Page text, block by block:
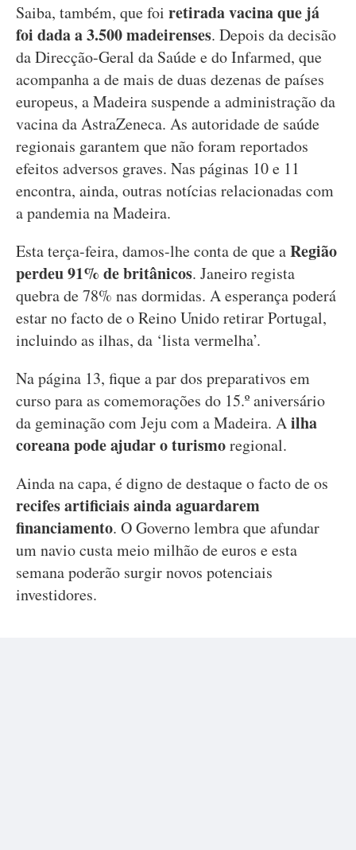
Saiba, também, que foi retirada vacina que já
foi dada a 3.500 madeirenses. Depois da decisão
da Direcção-Geral da Saúde e do Infarmed, que
acompanha a de mais de duas dezenas de países
europeus, a Madeira suspende a administração da
vacina da AstraZeneca. As autoridade de saúde
regionais garantem que não foram reportados
efeitos adversos graves. Nas páginas 10 e 11
encontra, ainda, outras notícias relacionadas com
a pandemia na Madeira.
Esta terça-feira, damos-lhe conta de que aRegião
perdeu 91% de britânicos. Janeiro regista
quebra de 78% nas dormidas. A esperança poderá
estar no facto de o Reino Unido retirar Portugal,
incluindo as ilhas, da ‘lista vermelha’.
Na página 13, fique a par dos preparativos em
curso para as comemorações do 15.º aniversário
da geminação com Jeju com a Madeira. Ailha
coreana pode ajudar o turismoregional.
Ainda na capa, é digno de destaque o facto de os
recifes artificiais ainda aguardarem
financiamento. O Governo lembra que afundar
um navio custa meio milhão de euros e esta
semana poderão surgir novos potenciais
investidores.